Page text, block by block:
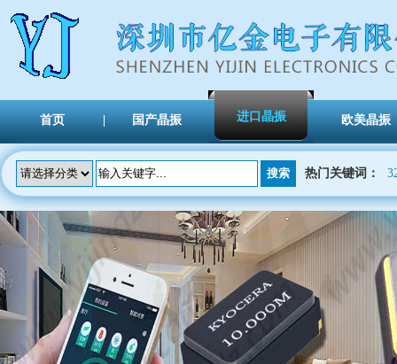
首页 国产晶振 进口晶振 欧美晶振
热门关键词：
TXC晶振
陶瓷雾化片
Atomization Piece